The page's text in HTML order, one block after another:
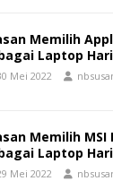
Memilih
Laptop
Mei 2022
Memilih MSI
Laptop
Mei 2022